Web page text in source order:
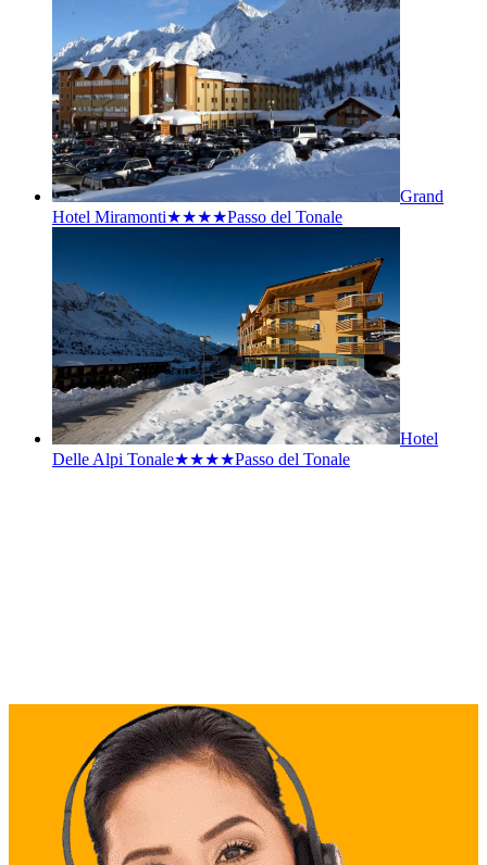
Grand
Hotel Miramonti★★★★Passo del Tonale
Hotel
Delle Alpi Tonale★★★★Passo del Tonale